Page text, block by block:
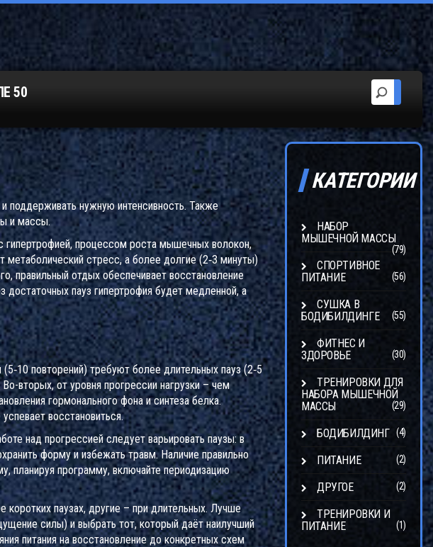
50
нужную интенсивность. Также
и массы.
гипертрофией,процессом роста мышечных волокон,
стресс, а более долгие (2‑3 минуты)
правильный отдых обеспечиваетвосстановление
достаточных пауз гипертрофия будет медленной, а
повторений) требуют более длительных пауз (2‑5
вторых, от уровня прогрессии нагрузки – чем
гормонального фона и синтеза белка.
восстановиться.
над прогрессией следует варьировать паузы: в
форму и избежать травм. Наличие правильно
планируя программу, включайте периодизацию
паузах, другие – при длительных. Лучше
силы) и выбрать тот, который даёт наилучший
питания на восстановление до конкретных схем
КАТЕГОРИИ
НАБОР
МЫШЕЧНОЙ МАССЫ
(79)
СПОРТИВНОЕ
ПИТАНИЕ
(56)
СУШКА В
БОДИБИЛДИНГЕ
(55)
ФИТНЕС И
ЗДОРОВЬЕ
(30)
ТРЕНИРОВКИ ДЛЯ
НАБОРА МЫШЕЧНОЙ
МАССЫ
(29)
БОДИБИЛДИНГ (4)
ПИТАНИЕ (2)
ДРУГОЕ (2)
ТРЕНИРОВКИ И
ПИТАНИЕ
(1)